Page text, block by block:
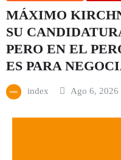
MÁXIMO
SU
PERO EN EL
ES PARA
index Ago 6, 2026